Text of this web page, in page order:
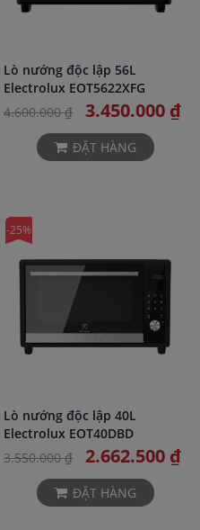
Lò nướng độc lập 56L
Electrolux EOT5622XFG
4.600.000 ₫
3.450.000 ₫
ĐẶT HÀNG
-25%
Lò nướng độc lập 40L
Electrolux EOT40DBD
3.550.000 ₫
2.662.500 ₫
ĐẶT HÀNG